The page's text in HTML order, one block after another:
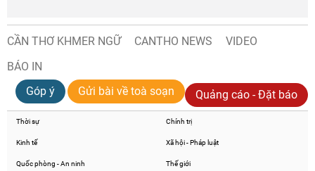
CẦN THƠ KHMER NGỮ CANTHO NEWS
VIDEO
BÁO IN
Góp ý
Gửi bài về toà soạn Quảng cáo - Đặt báo
Thời sự Chính trị
Kinh tế Xã hội - Pháp luật
Quốc phòng - An ninh Thế giới